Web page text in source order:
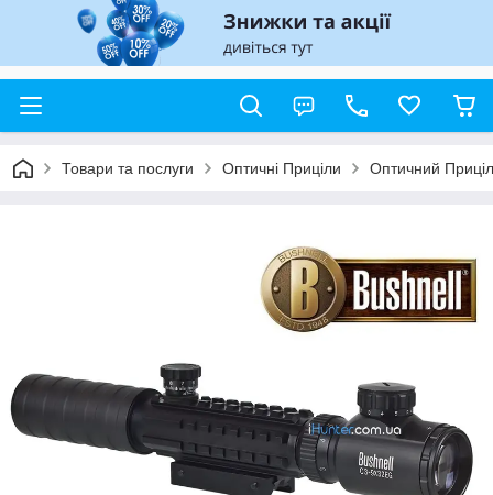
Товари та послуги Оптичні Приціли Оптичний